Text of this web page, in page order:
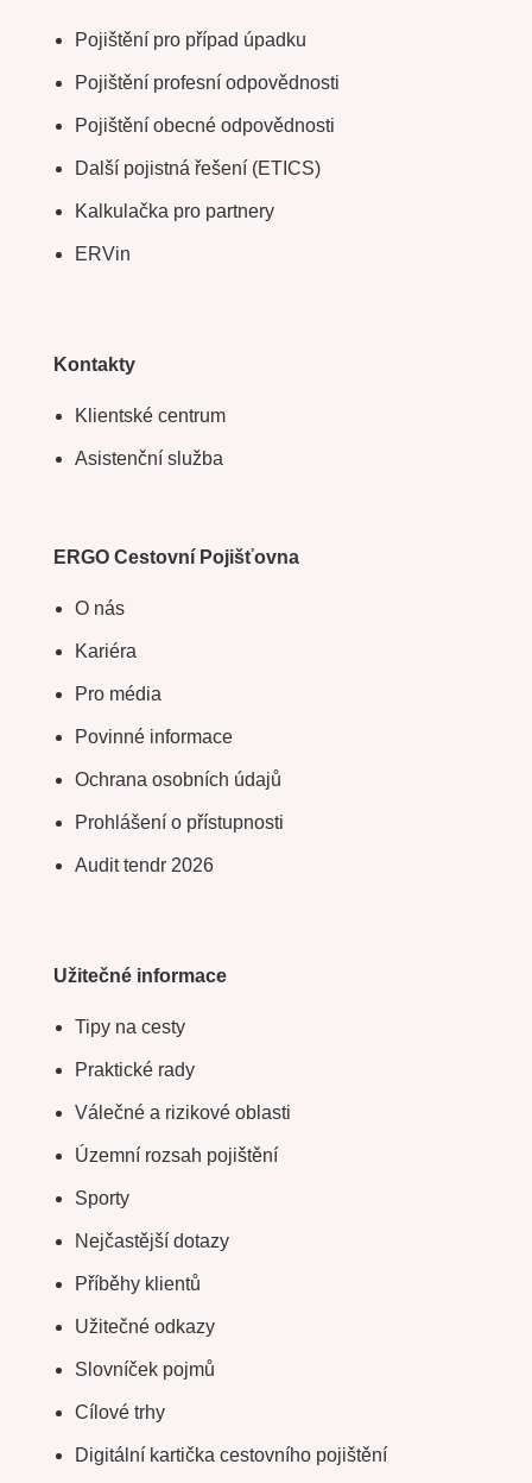
Pojištění pro případ úpadku
Pojištění profesní odpovědnosti
Pojištění obecné odpovědnosti
Další pojistná řešení (ETICS)
Kalkulačka pro partnery
ERVin
Kontakty
Klientské centrum
Asistenční služba
ERGO Cestovní Pojišťovna
O nás
Kariéra
Pro média
Povinné informace
Ochrana osobních údajů
Prohlášení o přístupnosti
Audit tendr 2026
Užitečné informace
Tipy na cesty
Praktické rady
Válečné a rizikové oblasti
Územní rozsah pojištění
Sporty
Nejčastější dotazy
Příběhy klientů
Užitečné odkazy
Slovníček pojmů
Cílové trhy
Digitální kartička cestovního pojištění